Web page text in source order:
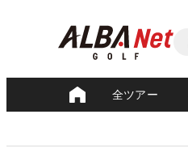
全ツアー